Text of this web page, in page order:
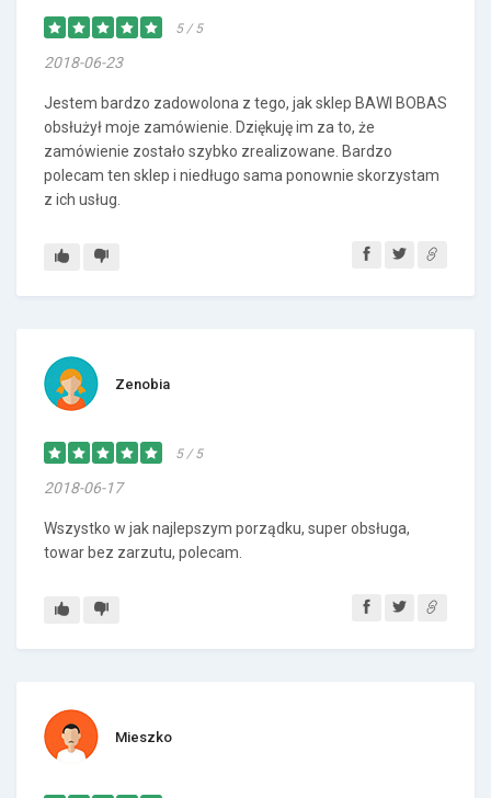
5 / 5
2018-06-23
Jestem bardzo zadowolona z tego, jak sklep BAWI BOBAS
obsłużył moje zamówienie. Dziękuję im za to, że
zamówienie zostało szybko zrealizowane. Bardzo
polecam ten sklep i niedługo sama ponownie skorzystam
z ich usług.
Zenobia
5 / 5
2018-06-17
Wszystko w jak najlepszym porządku, super obsługa,
towar bez zarzutu, polecam.
Mieszko